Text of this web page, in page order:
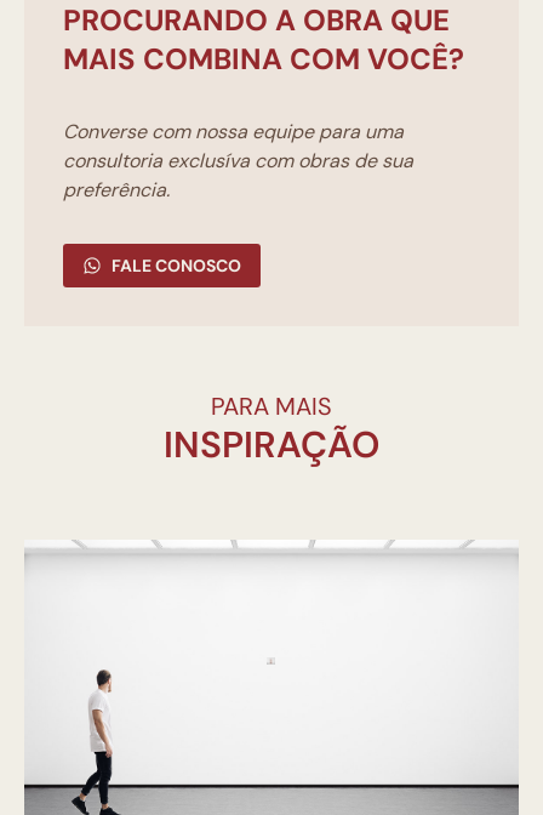
PROCURANDO A OBRA QUE
MAIS COMBINA COM VOCÊ?
Converse com nossa equipe para uma
consultoria exclusíva com obras de sua
preferência.
FALE CONOSCO
PARA MAIS
INSPIRAÇÃO